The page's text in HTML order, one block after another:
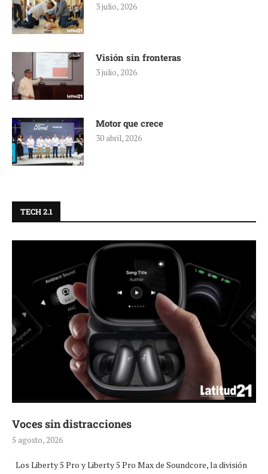
3 julio, 2026
Visión sin fronteras
3 julio, 2026
Motor que crece
30 abril, 2026
TECH 2.1
Voces sin distracciones
5 agosto, 2026
Los Liberty 5 Pro y Liberty 5 Pro Max de Soundcore, la división